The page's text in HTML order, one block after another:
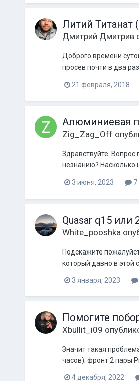
Литий Титанат
Дмитрий Дмитрив
Доброго времени
просев почти в два
21 февраля, 2018
Алюминиевая
Zig_Zag_Off
Здравствуйте.
незнанию? Насколько
3 июня, 2023 7
Quasar q15 или
White_pooshka
Подскажите
который давно в этой
3 января, 2023
Помогите
Xbullit_i09
Значит такая
часов); фронт 2 пары
4 декабря, 2022